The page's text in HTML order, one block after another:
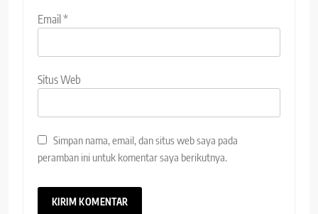
Email *
Situs Web
Simpan nama, email, dan situs web saya pada
peramban ini untuk komentar saya berikutnya.